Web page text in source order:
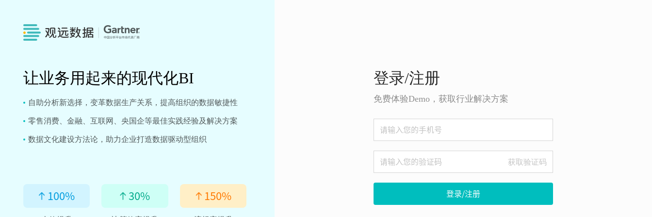
让业务用起来的现代化BI
自助分析新选择，变革数据生产关系，提高组织的数据敏捷性
零售消费、金融、互联网、央国企等最佳实践经验及解决方案
数据文化建设方法论，助力企业打造数据驱动型组织
100% 30% 150%
登录/注册
免费体验Demo，获取行业解决方案
获取验证码
登录/注册